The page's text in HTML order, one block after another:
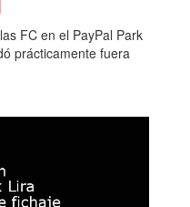
FC en el PayPal Park
prácticamente fuera